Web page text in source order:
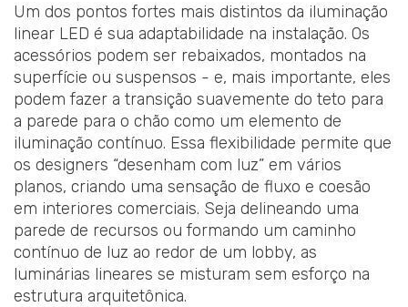
Um dos pontos fortes mais distintos da iluminação
linear LED é sua adaptabilidade na instalação. Os
acessórios podem ser rebaixados, montados na
superfície ou suspensos - e, mais importante, eles
podem fazer a transição suavemente do teto para
a parede para o chão como um elemento de
iluminação contínuo. Essa flexibilidade permite que
os designers “desenham com luz” em vários
planos, criando uma sensação de fluxo e coesão
em interiores comerciais. Seja delineando uma
parede de recursos ou formando um caminho
contínuo de luz ao redor de um lobby, as
luminárias lineares se misturam sem esforço na
estrutura arquitetônica.